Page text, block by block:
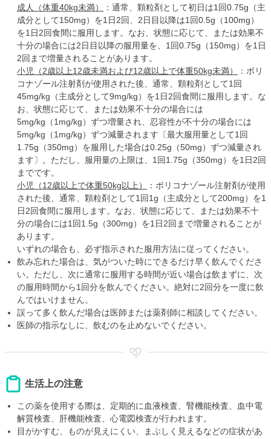
成人（体重40kg未満）
：通常、顆粒剤として初日は1回0.75g（主
成分として150mg）を1日2回、2日目以降は1回0.5g（100mg）
を1日2回食間に服用します。なお、状態に応じて、または効果不
十分の場合には2日目以降の服用量を、1回0.75g（150mg）を1日
2回まで増量されることがあります。
小児（2歳以上12歳未満および12歳以上で体重50kg未満）
：ボリ
コナゾール注射剤が使用された後、通常、顆粒剤として1回
45mg/kg（主成分として9mg/kg）を1日2回食間に服用します。な
お、状態に応じて、または効果不十分の場合には
5mg/kg（1mg/kg）ずつ増量され、忍容性が不十分の場合には
5mg/kg（1mg/kg）ずつ減量されます〔最大服用量として1回
1.75g（350mg）を服用した場合は0.25g（50mg）ずつ減量され
ます〕。ただし、服用量の上限は、1回1.75g（350mg）を1日2回
までです。
小児（12歳以上で体重50kg以上）
：ボリコナゾール注射剤が使用
された後、通常、顆粒剤として1回1g（主成分として200mg）を1
日2回食間に服用します。なお、状態に応じて、または効果不十
分の場合には1回1.5g（300mg）を1日2回まで増量されることが
あります。
いずれの場合も、必ず指示された服用方法に従ってください。
飲み忘れた場合は、気がついた時にできるだけ早く飲んでくださ
い。ただし、次に通常に服用する時間が近い場合は飲まずに、次
の服用時間から1回分を飲んでください。絶対に2回分を一度に飲
んではいけません。
誤って多く飲んだ場合は医師または薬剤師に相談してください。
医師の指示なしに、飲むのを止めないでください。
生活上の注意
この薬を使用する際は、定期的に血液検査、腎機能検査、血中電
解質検査、肝機能検査、心電図検査が行われます。
目がかすむ、ものが見えにくい、まぶしく見えるなどの症状があ